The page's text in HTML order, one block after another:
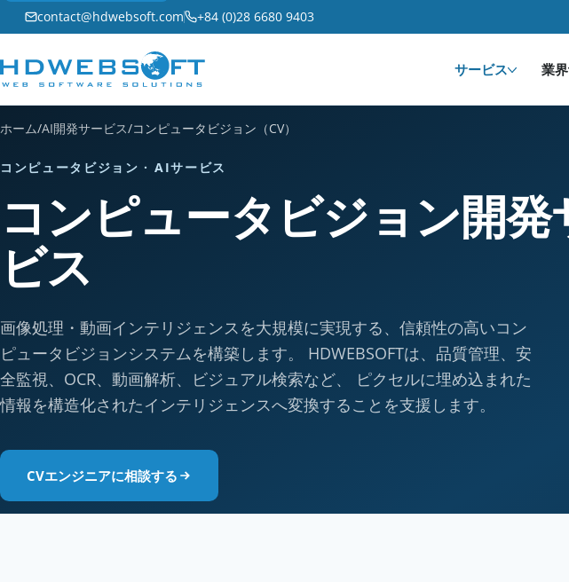
contact@hdwebsoft.com +84 (0)28 6680 9403
サービス 業界
ホーム/AI開発サービス/コンピュータビジョン（CV）
コンピュータビジョン · AIサービス
コンピュータビジョン開発
ビス
画像処理・動画インテリジェンスを大規模に実現する、信頼性の高いコン
ピュータビジョンシステムを構築します。 HDWEBSOFTは、品質管理、安
全監視、OCR、動画解析、ビジュアル検索など、 ピクセルに埋め込まれた
情報を構造化されたインテリジェンスへ変換することを支援します。
CVエンジニアに相談する